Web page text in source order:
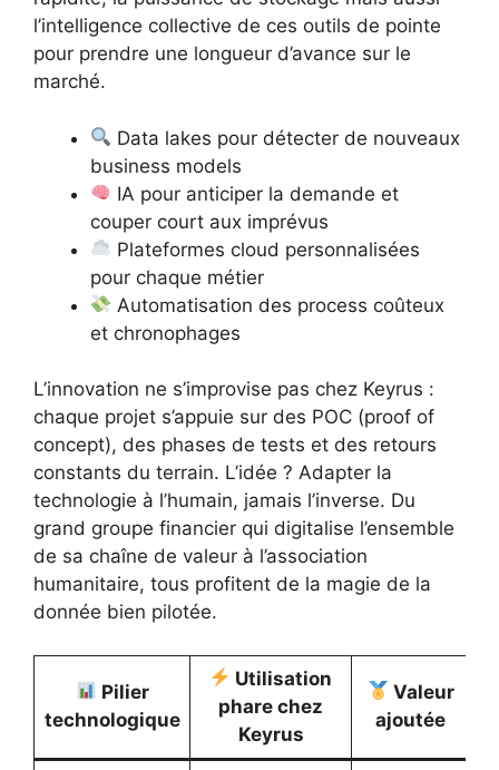
l’intelligence collective de ces outils de pointe
pour prendre une longueur d’avance sur le
marché.
Data lakes pour détecter de nouveaux
business models
IA pour anticiper la demande et
couper court aux imprévus
Plateformes cloud personnalisées
pour chaque métier
Automatisation des process coûteux
et chronophages
L’innovation ne s’improvise pas chez Keyrus :
chaque projet s’appuie sur des POC (proof of
concept), des phases de tests et des retours
constants du terrain. L’idée ? Adapter la
technologie à l’humain, jamais l’inverse. Du
grand groupe financier qui digitalise l’ensemble
de sa chaîne de valeur à l’association
humanitaire, tous profitent de la magie de la
donnée bien pilotée.
Pilier
technologique
Utilisation
phare chez
Keyrus
Valeur
ajoutée